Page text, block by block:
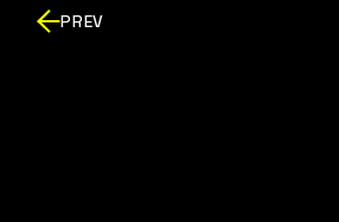
PREV